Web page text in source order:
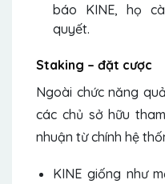
báo KINE, họ
quyết.
Staking – đặt cược
Ngoài chức năng
các chủ sở hữu
nhuận từ chính hệ
KINE giống như